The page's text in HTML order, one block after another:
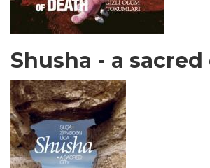
Shusha - a